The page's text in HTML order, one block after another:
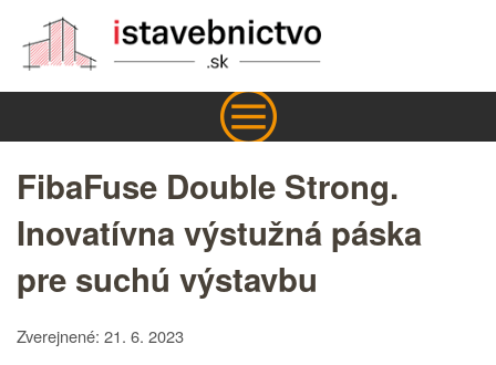
FibaFuse Double Strong.
Inovatívna výstužná páska
pre suchú výstavbu
Zverejnené: 21. 6. 2023